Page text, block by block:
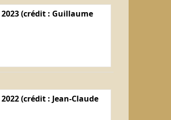
(crédit : Guillaume
(crédit : Jean-Claude